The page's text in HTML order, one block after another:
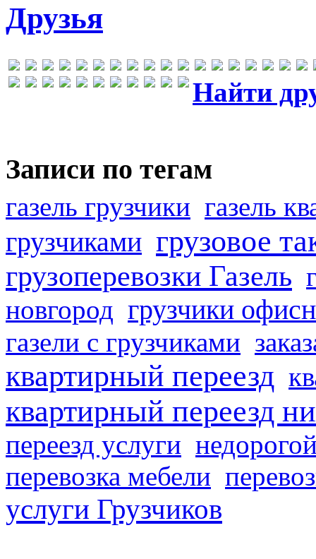
Друзья
Найти
Записи по тегам
газель грузчики газель
грузчиками грузовое
грузоперевозки Газель
новгород грузчики
газели с грузчиками
квартирный переезд
квартирный переезд
переезд услуги
перевозка мебели
услуги Грузчиков